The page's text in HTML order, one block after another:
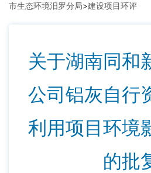
市生态环境汨罗分局>建设项目环评
关于湖南同和
公司铝灰自行
利用项目环境
的批